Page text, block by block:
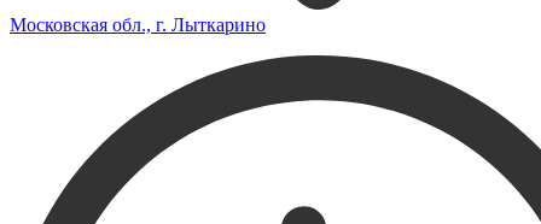
Московская обл., г. Лыткарино